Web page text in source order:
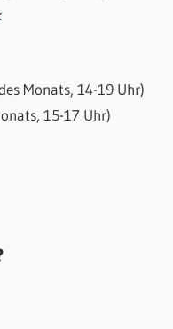
Monats, 14-19 Uhr)
15-17 Uhr)